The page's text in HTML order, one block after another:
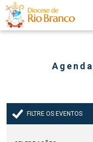
FILTRE OS EVENTOS